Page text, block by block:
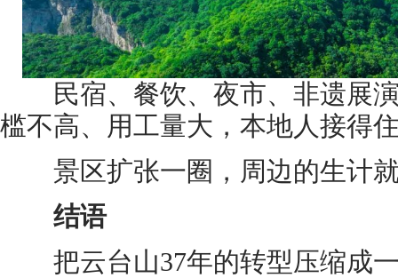
民宿、餐饮、夜市、非遗展演
槛不高、用工量大，本地人接得
景区扩张一圈，周边的生计就
结语
把云台山37年的转型压缩成